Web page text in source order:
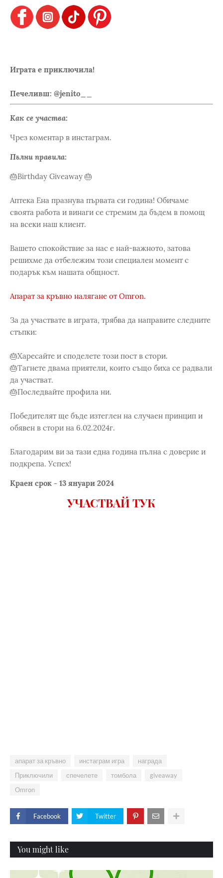
Играта е приключила!
Печеливш: @jenito__
Как се участва:
Чрез коментар в инстаграм.
Пълни правила:
🎂Birthday Giveaway 🎂
Аптека Ена празнува първата си година! Обичаме
своята работа и винаги се стремим да бъдем в помощ
на всеки наш клиент.
Вашето спокойствие за нас е най-важното, затова
решихме да отбележим този специален момент с
подарък към нашата общност.
Апарат за кръвно налягане от Omron.
За да участвате в играта, трябва да направите следните
стъпки:
🎂Харесайте и споделете този пост в стори.
🎂Тагнете двама приятели, които също биха се радвали
да участват.
🎂Последвайте профила ни.
Победителят ще бъде изтеглен на случаен принцип и
обявен в стори на 6.02.2024г.
Благодарим ви за тази една година пълна с доверие и
подкрепа. Успех!
Краен срок - 13 януари 2024
УЧАСТВАЙ ТУК
апарат за кръвно инстаграм игра
награда
Приключили
спечелете томбола
giveaway
Omron
Facebook Twitter
You might like